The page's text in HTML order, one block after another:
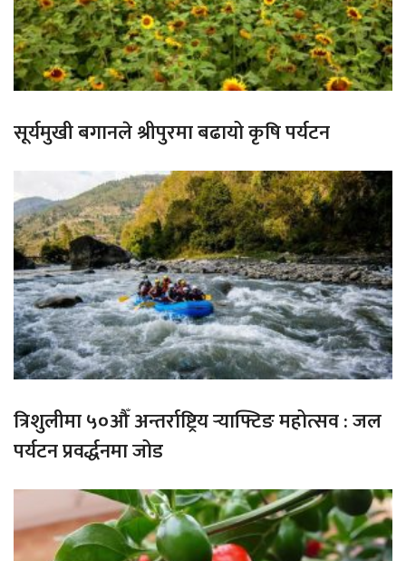
सूर्यमुखी बगानले श्रीपुरमा बढायो कृषि पर्यटन
त्रिशुलीमा ५०औँ अन्तर्राष्ट्रिय र्‍याफ्टिङ महोत्सव : जल
पर्यटन प्रवर्द्धनमा जोड